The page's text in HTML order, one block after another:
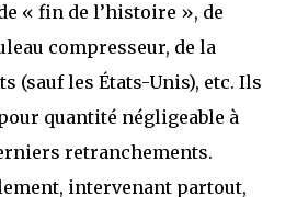
« fin de l’histoire », de
compresseur, de la
(sauf les États-Unis), etc. Ils
quantité négligeable à
retranchements.
intervenant partout,